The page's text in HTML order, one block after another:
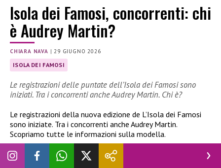
Isola dei Famosi, concorrenti: chi
è Audrey Martin?
CHIARA NAVA |29 GIUGNO 2026
ISOLA DEI FAMOSI
Le registrazioni delle puntate dell’Isola dei Famosi sono
iniziati. Tra i concorrenti anche Audrey Martin. Chi è?
Le registrazioni della nuova edizione de L’Isola dei Famosi
sono iniziate. Tra i concorrenti anche Audrey Martin.
Scopriamo tutte le informazioni sulla modella.
Isola dei famosi: chi è Audrey Martin?